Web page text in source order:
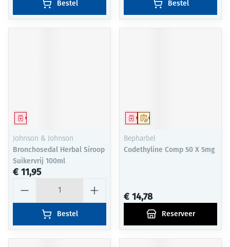
Bestel Bestel
Geneesmiddel
Johnson & Johnson
Bronchosedal Herbal Siroop
Suikervrij 100ml
€ 11,95
Bestel
Op voorschrift
Geneesmiddel
Bepharbel
Codethyline Comp 50 X 5mg
€ 14,78
Reserveer